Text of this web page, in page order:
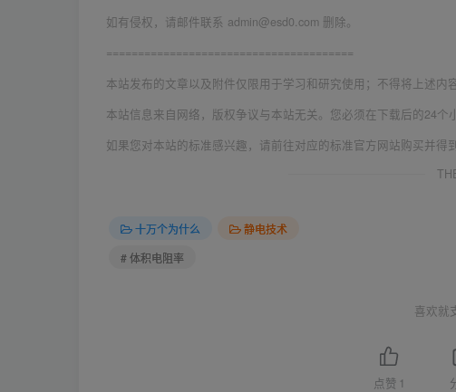
如有侵权，请邮件联系 admin@esd0.com 删除。
=======================================
本站发布的文章以及附件仅限用于学习和研究使用；不得将上述内
本站信息来自网络，版权争议与本站无关。您必须在下载后的24个
如果您对本站的标准感兴趣，请前往对应的标准官方网站购买并
十万个为什么
静电技术
# 体积电阻率
喜欢就
点赞 1